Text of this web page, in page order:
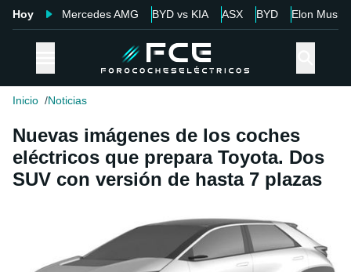
Hoy Mercedes AMG BYD vs KIA ASX BYD Elon Musk
Inicio Noticias
Nuevas imágenes de los coches
eléctricos que prepara Toyota. Dos
SUV con versión de hasta 7 plazas